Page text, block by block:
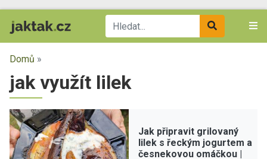
Domů »
jak využít lilek
Jak připravit grilovaný
lilek s řeckým jogurtem a
česnekovou omáčkou |